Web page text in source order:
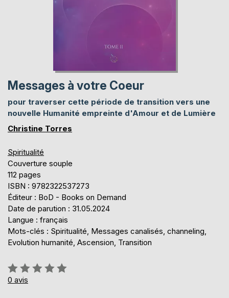
Messages à votre Coeur
pour traverser cette période de transition vers une
nouvelle Humanité empreinte d'Amour et de Lumière
Christine Torres
Spiritualité
Couverture souple
112 pages
ISBN : 9782322537273
Éditeur : BoD - Books on Demand
Date de parution : 31.05.2024
Langue : français
Mots-clés : Spiritualité, Messages canalisés, channeling,
Evolution humanité, Ascension, Transition
Évaluation:
0%
0 avis